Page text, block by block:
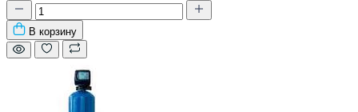
В корзину